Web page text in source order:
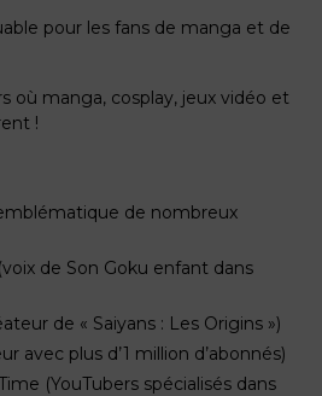
pour les fans de manga et de
où manga, cosplay, jeux vidéo et
!
de nombreux
de Son Goku enfant dans
de « Saiyans : Les Origins »)
avec plus d’1 million d’abonnés)
(YouTubers spécialisés dans